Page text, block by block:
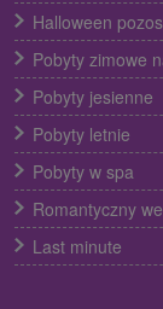
Halloween
Pobyty zimowe
Pobyty jesienne
Pobyty letnie
Pobyty w spa
Romantyczny
Last minute